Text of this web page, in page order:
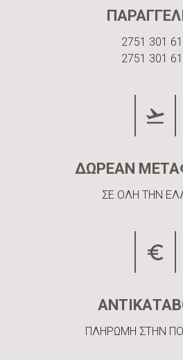
2751 301
2751 301
ΔΩΡΕΑΝ
ΣΕ ΟΛΗ ΤΗΝ
ΠΛΗΡΩΜΗ ΣΤΗΝ